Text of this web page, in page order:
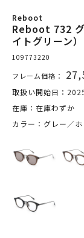
Reboot
Reboot 732
イトグリーン
109773220
フレーム価格：
取扱い開始日：
在庫：在庫わずか
カラー：グレー／